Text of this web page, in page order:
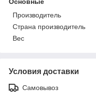
Производитель
Страна производитель
Вес
Условия доставки
Самовывоз